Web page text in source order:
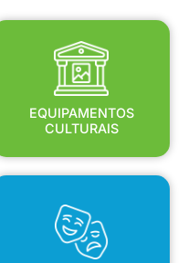
EQUIPAMENTOS
CULTURAIS
EQUIPAMENTOS
CULTURAIS
CONSELHO DE CULTURA